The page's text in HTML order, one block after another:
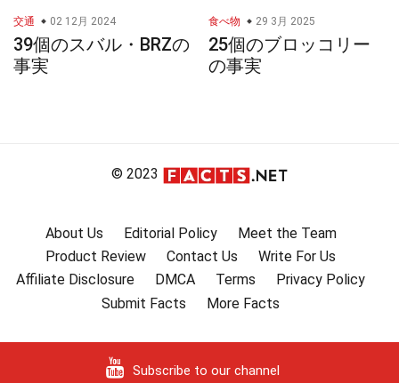
交通 02 12月 2024
39個のスバル・BRZの
事実
食べ物 29 3月 2025
25個のブロッコリー
の事実
© 2023
About Us Editorial Policy
Meet the Team
Product Review
Contact Us
Write For Us
Affiliate Disclosure
DMCA Terms
Privacy Policy
Submit Facts
More Facts
Subscribe to our channel